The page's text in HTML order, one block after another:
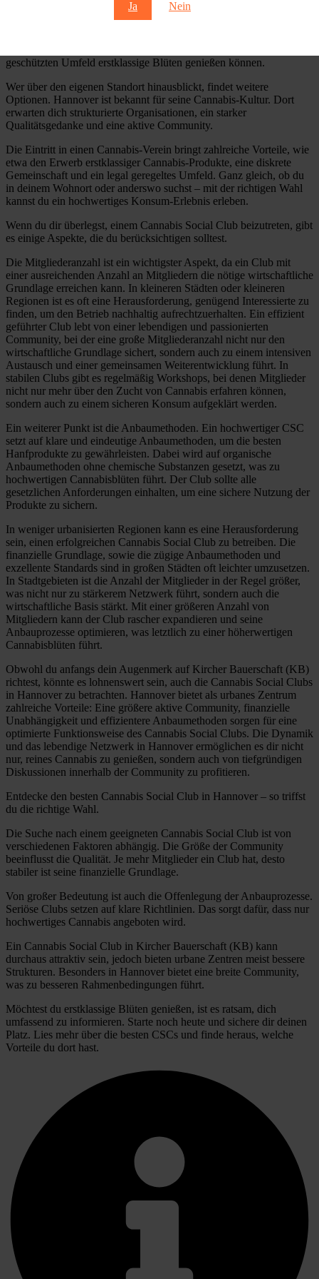
Ja Nein
geschützten Umfeld erstklassige Blüten genießen können.
Wer über den eigenen Standort hinausblickt, findet weitere
Optionen. Hannover ist bekannt für seine Cannabis-Kultur. Dort
erwarten dich strukturierte Organisationen, ein starker
Qualitätsgedanke und eine aktive Community.
Die Eintritt in einen Cannabis-Verein bringt zahlreiche Vorteile, wie
etwa den Erwerb erstklassiger Cannabis-Produkte, eine diskrete
Gemeinschaft und ein legal geregeltes Umfeld. Ganz gleich, ob du
in deinem Wohnort oder anderswo suchst – mit der richtigen Wahl
kannst du ein hochwertiges Konsum-Erlebnis erleben.
Wenn du dir überlegst, einem Cannabis Social Club beizutreten, gibt
es einige Aspekte, die du berücksichtigen solltest.
Die Mitgliederanzahl ist ein wichtigster Aspekt, da ein Club mit
einer ausreichenden Anzahl an Mitgliedern die nötige wirtschaftliche
Grundlage erreichen kann. In kleineren Städten oder kleineren
Regionen ist es oft eine Herausforderung, genügend Interessierte zu
finden, um den Betrieb nachhaltig aufrechtzuerhalten. Ein effizient
geführter Club lebt von einer lebendigen und passionierten
Community, bei der eine große Mitgliederanzahl nicht nur den
wirtschaftliche Grundlage sichert, sondern auch zu einem intensiven
Austausch und einer gemeinsamen Weiterentwicklung führt. In
stabilen Clubs gibt es regelmäßig Workshops, bei denen Mitglieder
nicht nur mehr über den Zucht von Cannabis erfahren können,
sondern auch zu einem sicheren Konsum aufgeklärt werden.
Ein weiterer Punkt ist die Anbaumethoden. Ein hochwertiger CSC
setzt auf klare und eindeutige Anbaumethoden, um die besten
Hanfprodukte zu gewährleisten. Dabei wird auf organische
Anbaumethoden ohne chemische Substanzen gesetzt, was zu
hochwertigen Cannabisblüten führt. Der Club sollte alle
gesetzlichen Anforderungen einhalten, um eine sichere Nutzung der
Produkte zu sichern.
In weniger urbanisierten Regionen kann es eine Herausforderung
sein, einen erfolgreichen Cannabis Social Club zu betreiben. Die
finanzielle Grundlage, sowie die zügige Anbaumethoden und
exzellente Standards sind in großen Städten oft leichter umzusetzen.
In Stadtgebieten ist die Anzahl der Mitglieder in der Regel größer,
was nicht nur zu stärkerem Netzwerk führt, sondern auch die
wirtschaftliche Basis stärkt. Mit einer größeren Anzahl von
Mitgliedern kann der Club rascher expandieren und seine
Anbauprozesse optimieren, was letztlich zu einer höherwertigen
Cannabisblüten führt.
Obwohl du anfangs dein Augenmerk auf Kircher Bauerschaft (KB)
richtest, könnte es lohnenswert sein, auch die Cannabis Social Clubs
in Hannover zu betrachten. Hannover bietet als urbanes Zentrum
zahlreiche Vorteile: Eine größere aktive Community, finanzielle
Unabhängigkeit und effizientere Anbaumethoden sorgen für eine
optimierte Funktionsweise des Cannabis Social Clubs. Die Dynamik
und das lebendige Netzwerk in Hannover ermöglichen es dir nicht
nur, reines Cannabis zu genießen, sondern auch von tiefgründigen
Diskussionen innerhalb der Community zu profitieren.
Entdecke den besten Cannabis Social Club in Hannover – so triffst
du die richtige Wahl.
Die Suche nach einem geeigneten Cannabis Social Club ist von
verschiedenen Faktoren abhängig. Die Größe der Community
beeinflusst die Qualität. Je mehr Mitglieder ein Club hat, desto
stabiler ist seine finanzielle Grundlage.
Von großer Bedeutung ist auch die Offenlegung der Anbauprozesse.
Seriöse Clubs setzen auf klare Richtlinien. Das sorgt dafür, dass nur
hochwertiges Cannabis angeboten wird.
Ein Cannabis Social Club in Kircher Bauerschaft (KB) kann
durchaus attraktiv sein, jedoch bieten urbane Zentren meist bessere
Strukturen. Besonders in Hannover bietet eine breite Community,
was zu besseren Rahmenbedingungen führt.
Möchtest du erstklassige Blüten genießen, ist es ratsam, dich
umfassend zu informieren. Starte noch heute und sichere dir deinen
Platz. Lies mehr über die besten CSCs und finde heraus, welche
Vorteile du dort hast.